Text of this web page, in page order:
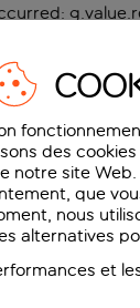
des
notre site Web.
que
nous
alternatives
et